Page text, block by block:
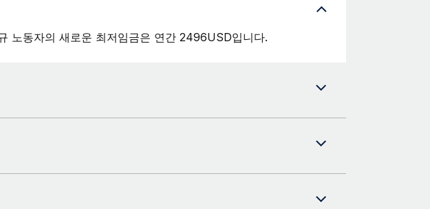
노동자의 새로운 최저임금은 연간 2496USD입니다.